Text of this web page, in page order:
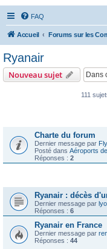
FAQ
Accueil
Ryanair
Nouveau sujet
111
Charte du forum
Dernier message par
Posté dans Aéroports
Réponses : 2
Ryanair : décès
Dernier message par
Réponses : 6
Ryanair en France
Dernier message par
Réponses : 44